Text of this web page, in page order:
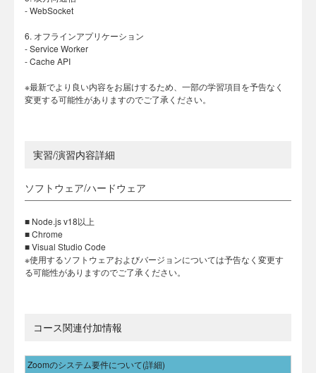
- WebSocket
6. オフラインアプリケーション
- Service Worker
- Cache API
※最新でより良い内容をお届けするため、一部の学習項目を予告なく
変更する可能性がありますのでご了承ください。
実習/演習内容詳細
ソフトウェア/ハードウェア
■ Node.js v18以上
■ Chrome
■ Visual Studio Code
※使用するソフトウェアおよびバージョンについては予告なく変更す
る可能性がありますのでご了承ください。
コース関連付加情報
Zoomのシステム要件について(詳細)